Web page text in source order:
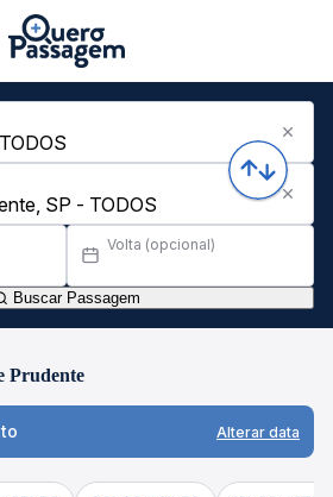
Volta (opcional)
Buscar Passagem
Prudente
Alterar data